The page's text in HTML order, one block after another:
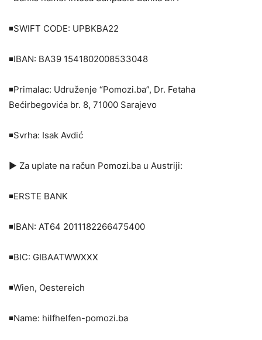
◾️SWIFT CODE: UPBKBA22
◾️IBAN: BA39 1541802008533048
◾️Primalac: Udruženje “Pomozi.ba”, Dr. Fetaha
Bećirbegovića br. 8, 71000 Sarajevo
◾️Svrha: Isak Avdić
▶️ Za uplate na račun Pomozi.ba u Austriji:
◾️ERSTE BANK
◾️IBAN: AT64 2011182266475400
◾️BIC: GIBAATWWXXX
◾️Wien, Oestereich
◾️Name: hilfhelfen-pomozi.ba